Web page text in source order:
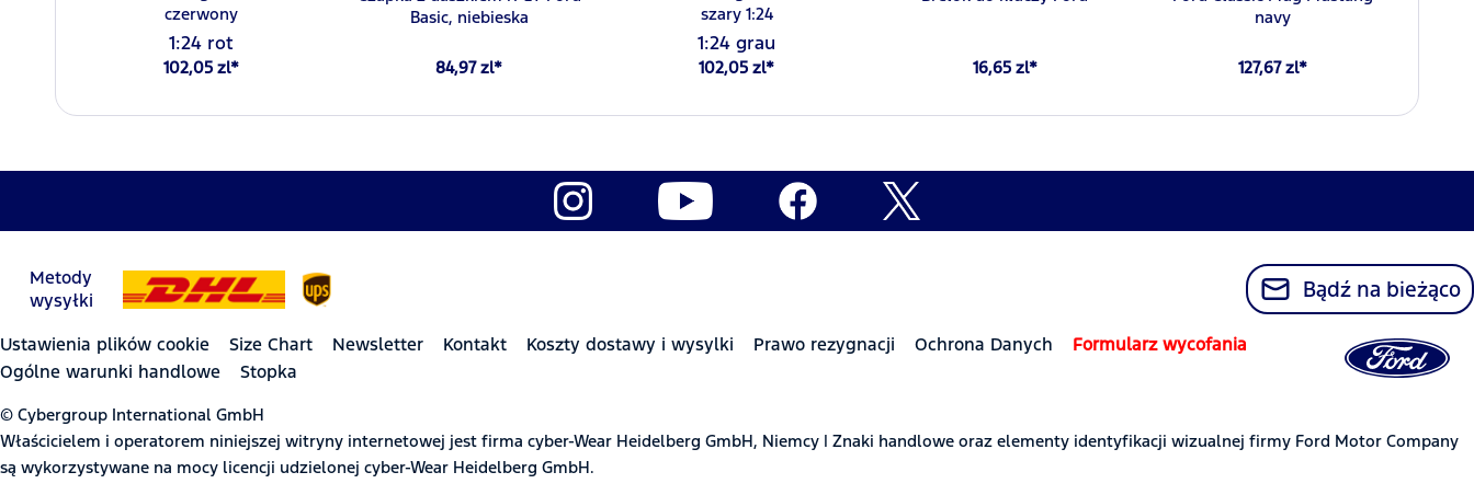
czerwony
1:24 rot
102,05 zl*
Basic, niebieska
84,97 zl*
szary 1:24
1:24 grau
102,05 zl* 16,65 zl*
navy
127,67 zl*
Metody
wysyłki
Bądź na bieżąco
Ustawienia plików cookie Size Chart Newsletter Kontakt Koszty dostawy i wysylki Prawo rezygnacji Ochrona Danych
Formularz wycofania
Ogólne warunki handlowe
Stopka
© Cybergroup International GmbH
Właścicielem i operatorem niniejszej witryny internetowej jest firma cyber-Wear Heidelberg GmbH, Niemcy | Znaki handlowe oraz elementy identyfikacji wizualnej firmy Ford Motor Company
są wykorzystywane na mocy licencji udzielonej cyber-Wear Heidelberg GmbH.